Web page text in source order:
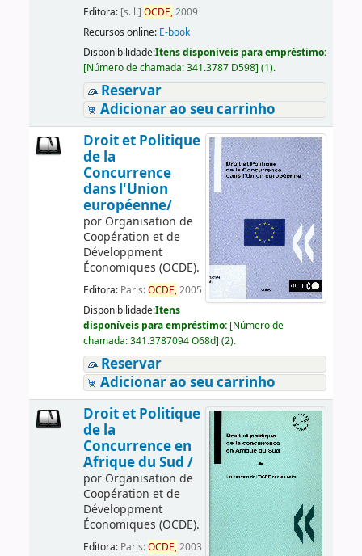
Editora: [s. l.] OCDE,2009
Recursos online: E-book
Disponibilidade:Itens disponíveis para empréstimo:
[Número de chamada:341.3787 D598] (1).
Reservar
Adicionar ao seu carrinho
Droit et Politique
de la
Concurrence
dans l'Union
européenne/
por Organisation de
Coopération et de
Développment
Économiques (OCDE).
Editora: Paris:OCDE,2005
Disponibilidade:Itens
disponíveis para empréstimo: [Número de
chamada:341.3787094 O68d] (2).
Reservar
Adicionar ao seu carrinho
Droit et Politique
de la
Concurrence en
Afrique du Sud /
por Organisation de
Coopération et de
Développment
Économiques (OCDE).
Editora: Paris:OCDE,2003